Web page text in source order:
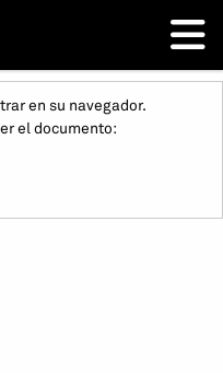
en su navegador.
el documento: